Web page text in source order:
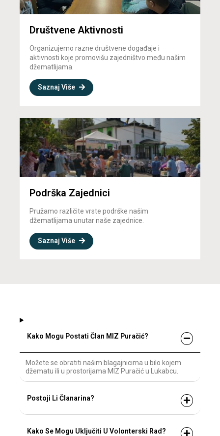
Društvene Aktivnosti
Organizujemo razne društvene događaje i
aktivnosti koje promovišu zajedništvo među našim
džematlijama.
Saznaj Više
Podrška Zajednici
Pružamo različite vrste podrške našim
džematlijama unutar naše zajednice.
Saznaj Više
Kako Mogu Postati Član MIZ Puračić?
Možete se obratiti našim blagajnicima u bilo kojem
džematu ili u prostorijama MIZ Puračić u Lukabcu.
Postoji Li Članarina?
Kako Se Mogu Uključiti U Volonterski Rad?